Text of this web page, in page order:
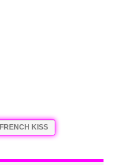
FRENCH KISS